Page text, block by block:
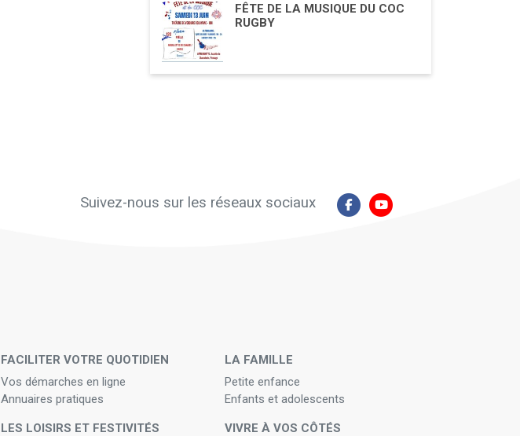
FÊTE DE LA MUSIQUE DU COC
RUGBY
Suivez-nous sur les réseaux sociaux
FACILITER VOTRE QUOTIDIEN
Vos démarches en ligne
Annuaires pratiques
LES LOISIRS ET FESTIVITÉS
LA FAMILLE
Petite enfance
Enfants et adolescents
VIVRE À VOS CÔTÉS